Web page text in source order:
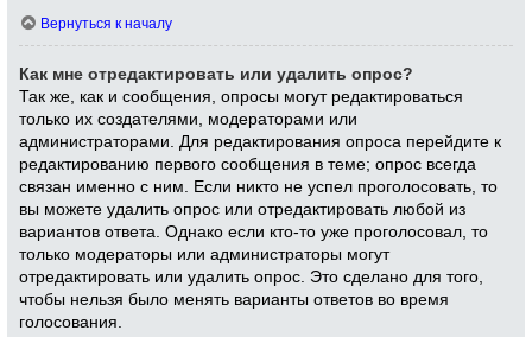
Вернуться к началу
Как мне отредактировать или удалить опрос?
Так же, как и сообщения, опросы могут редактироваться
только их создателями, модераторами или
администраторами. Для редактирования опроса перейдите к
редактированию первого сообщения в теме; опрос всегда
связан именно с ним. Если никто не успел проголосовать, то
вы можете удалить опрос или отредактировать любой из
вариантов ответа. Однако если кто-то уже проголосовал, то
только модераторы или администраторы могут
отредактировать или удалить опрос. Это сделано для того,
чтобы нельзя было менять варианты ответов во время
голосования.